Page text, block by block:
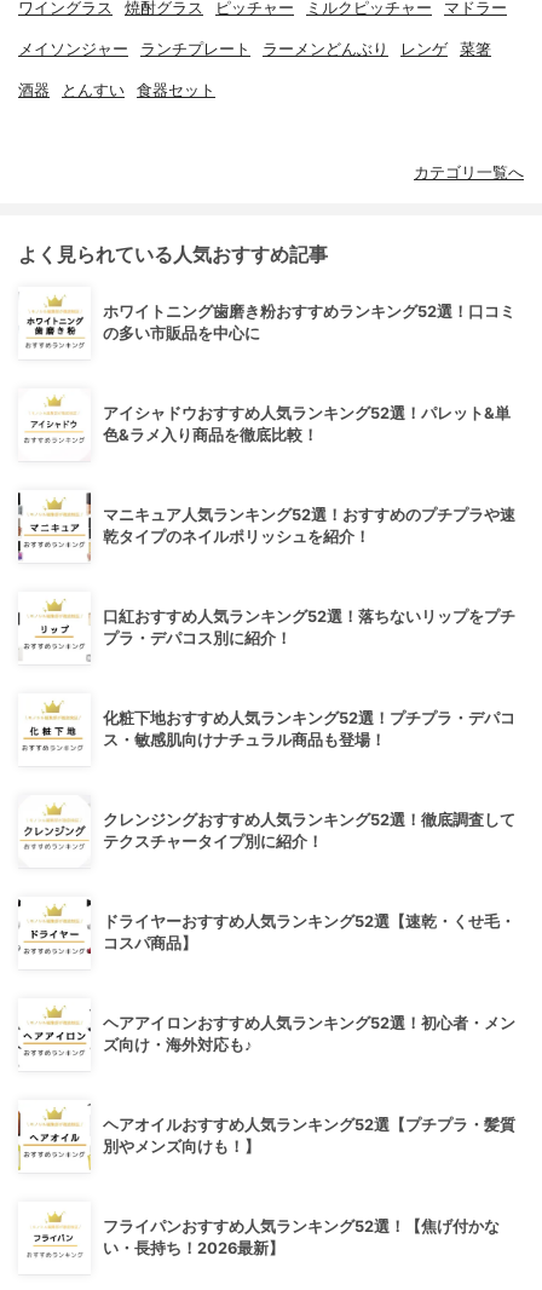
ワイングラス 焼酎グラス ピッチャー ミルクピッチャー マドラー
メイソンジャー ランチプレート ラーメンどんぶり レンゲ 菜箸
酒器 とんすい 食器セット
カテゴリ一覧へ
よく見られている人気おすすめ記事
ホワイトニング歯磨き粉おすすめランキング52選！口コミ
の多い市販品を中心に
アイシャドウおすすめ人気ランキング52選！パレット&単
色&ラメ入り商品を徹底比較！
マニキュア人気ランキング52選！おすすめのプチプラや速
乾タイプのネイルポリッシュを紹介！
口紅おすすめ人気ランキング52選！落ちないリップをプチ
プラ・デパコス別に紹介！
化粧下地おすすめ人気ランキング52選！プチプラ・デパコ
ス・敏感肌向けナチュラル商品も登場！
クレンジングおすすめ人気ランキング52選！徹底調査して
テクスチャータイプ別に紹介！
ドライヤーおすすめ人気ランキング52選【速乾・くせ毛・
コスパ商品】
ヘアアイロンおすすめ人気ランキング52選！初心者・メン
ズ向け・海外対応も♪
ヘアオイルおすすめ人気ランキング52選【プチプラ・髪質
別やメンズ向けも！】
フライパンおすすめ人気ランキング52選！【焦げ付かな
い・長持ち！2026最新】